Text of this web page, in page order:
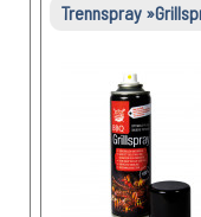
Trennspray